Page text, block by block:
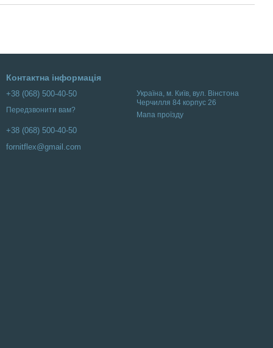
Контактна інформація
+38 (068) 500-40-50
Передзвонити вам?
+38 (068) 500-40-50
fornitflex@gmail.com
Українa, м. Київ, вул. Вінстона
Черчилля 84 корпус 26
Мапа проїзду